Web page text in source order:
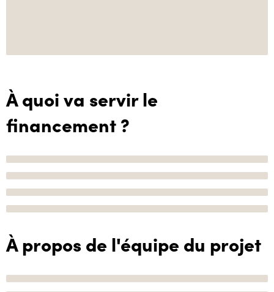
À quoi va servir le
financement ?
À propos de l'équipe du projet